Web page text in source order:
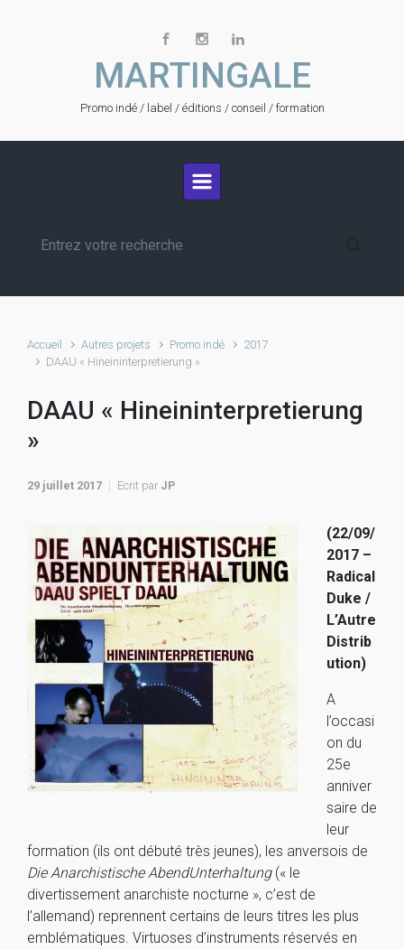
MARTINGALE
Promo indé / label / éditions / conseil / formation
Accueil Autres projets Promo indé
2017
DAAU « Hineininterpretierung »
DAAU « Hineininterpretierung
»
29 juillet 2017 Ecrit par JP
(22/09/
2017 –
Radical
Duke /
L’Autre
Distrib
ution)
A
l’occasi
on du
25e
anniver
saire de
leur
formation (ils ont débuté très jeunes), les anversois de
Die Anarchistische AbendUnterhaltung(« le
divertissement anarchiste nocturne », c’est de
l’allemand) reprennent certains de leurs titres les plus
emblématiques. Virtuoses d’instruments réservés en